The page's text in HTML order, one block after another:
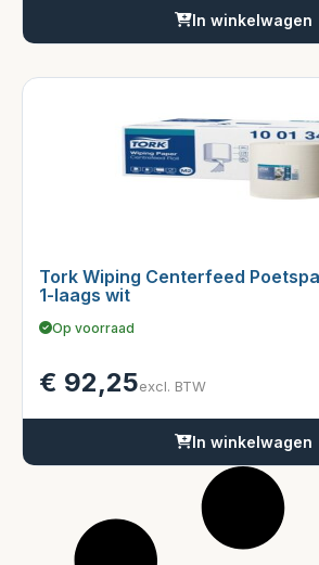
In winkelwagen
Tork Wiping Centerfeed
1-laags wit
Op voorraad
€ 92,25excl. BTW
In winkelwagen